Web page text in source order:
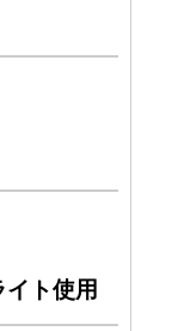
イト使用